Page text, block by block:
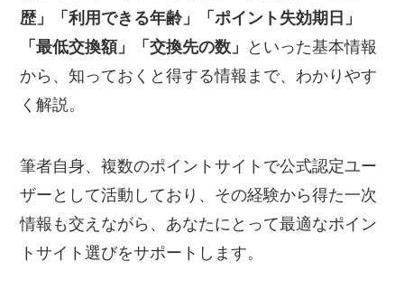
歴」「利用できる年齢」「ポイント失効期日」
「最低交換額」「交換先の数」
といった基本情報
から、知っておくと得する情報まで、わかりやす
く解説。
筆者自身、複数のポイントサイトで公式認定ユー
ザーとして活動しており、その経験から得た一次
情報も交えながら、あなたにとって最適なポイン
トサイト選びをサポートします。